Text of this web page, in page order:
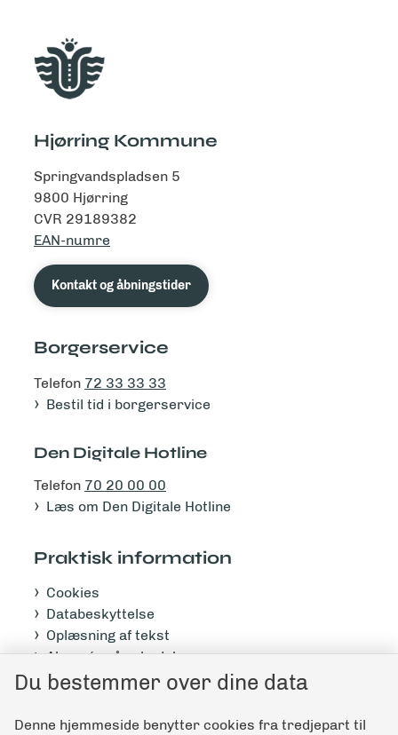
Hjørring Kommune
Springvandspladsen 5
9800 Hjørring
CVR 29189382
EAN-numre
Kontakt og åbningstider
Borgerservice
Telefon 72 33 33 33
Bestil tid i borgerservice
Den Digitale Hotline
Telefon 70 20 00 00
Læs om Den Digitale Hotline
Praktisk information
Cookies
Databeskyttelse
Oplæsning af tekst
Abonnér på nyhedsbrev
Tilgængelighedserklæring
Du bestemmer over dine data
Denne hjemmeside benytter cookies fra tredjepart til